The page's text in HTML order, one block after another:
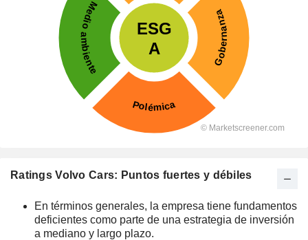
Ratings Volvo Cars: Puntos fuertes y débiles
En términos generales, la empresa tiene fundamentos
deficientes como parte de una estrategia de inversión
a mediano y largo plazo.